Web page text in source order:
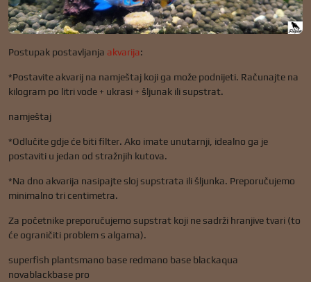
Postupak postavljanja akvarija:
*Postavite akvarij na namještaj koji ga može podnijeti. Računajte na
kilogram po litri vode + ukrasi + šljunak ili supstrat.
namještaj
*Odlučite gdje će biti filter. Ako imate unutarnji, idealno ga je
postaviti u jedan od stražnjih kutova.
*Na dno akvarija nasipajte sloj supstrata ili šljunka. Preporučujemo
minimalno tri centimetra.
Za početnike preporučujemo supstrat koji ne sadrži hranjive tvari (to
će ograničiti problem s algama).
superfish plantsmano base redmano base blackaqua
novablackbase pro